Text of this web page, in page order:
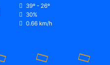
39º - 26º
30%
0.66 km/h